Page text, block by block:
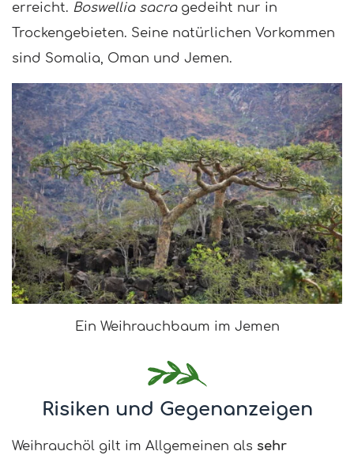
erreicht. Boswellia sacragedeiht nur in
Trockengebieten. Seine natürlichen Vorkommen
sind Somalia, Oman und Jemen.
Ein Weihrauchbaum im Jemen
Risiken und Gegenanzeigen
Weihrauchöl gilt im Allgemeinen als sehr